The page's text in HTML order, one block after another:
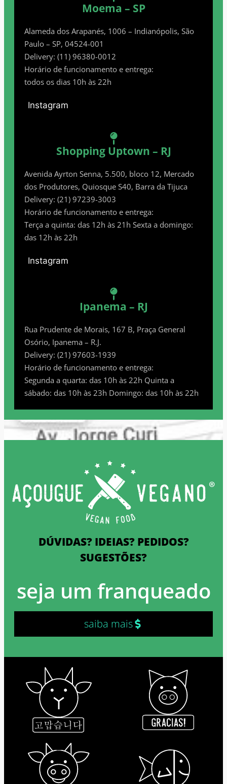
Moema – SP
Alameda dos Arapanés, 1006 – Indianópolis, São
Paulo – SP, 04524-001
Delivery: (11) 96380-0012
Horário de funcionamento e entrega:
todos os dias 10h às 22h
Instagram
Shopping Uptown – RJ
Avenida Ayrton Senna, 5.500, bloco 12, Mercado
dos Produtores, Quiosque S40, Barra da Tijuca
Delivery: (21) 97239-3003
Horário de funcionamento e entrega:
Terça a quinta: das 12h às 21h Sexta a domingo:
das 12h às 22h
Instagram
Ipanema – RJ
Rua Prudente de Morais, 167 B, Praça General
Osório, Ipanema – R.J.
Delivery: (21) 97603-1939
Horário de funcionamento e entrega:
Segunda a quarta: das 10h às 22h Quinta a
sábado: das 10h às 23h Domingo: das 10h às 22h
DÚVIDAS? IDEIAS? PEDIDOS?
SUGESTÕES?
seja um franqueado
saiba mais